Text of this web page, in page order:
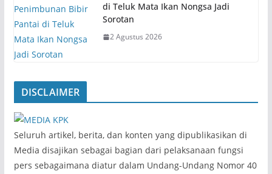
di Teluk Mata Ikan Nongsa Jadi
Sorotan
2 Agustus 2026
DISCLAIMER
‎Seluruh artikel, berita, dan konten yang dipublikasikan di
Media disajikan sebagai bagian dari pelaksanaan fungsi
pers sebagaimana diatur dalam Undang-Undang Nomor 40